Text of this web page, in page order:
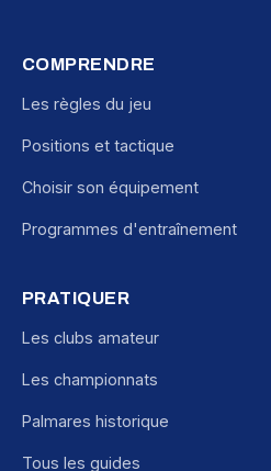
COMPRENDRE
Les règles du jeu
Positions et tactique
Choisir son équipement
Programmes d'entraînement
PRATIQUER
Les clubs amateur
Les championnats
Palmares historique
Tous les guides